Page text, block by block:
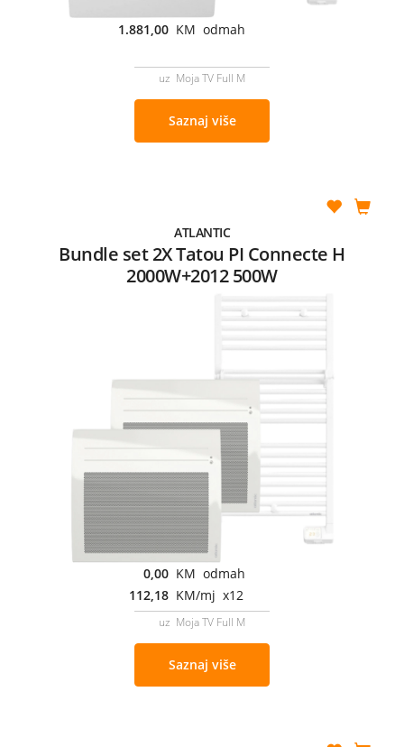
1.881,00 KM odmah
uz Moja TV Full M
Saznaj više
ATLANTIC
Bundle set 2X Tatou PI Connecte H
2000W+2012 500W
0,00 KM odmah
112,18 KM/mj x12
uz Moja TV Full M
Saznaj više